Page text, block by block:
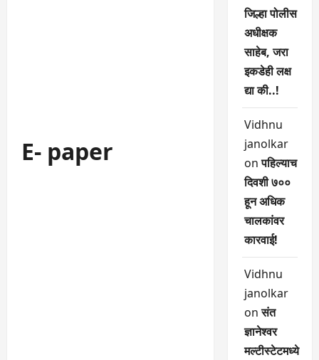
E- paper
जिल्हा पोलीस
अधीक्षक
साहेब, जरा
इकडेही लक्ष
द्या की..!
Vidhnu
janolkar
onपहिल्याच
दिवशी ७००
हून अधिक
चालकांवर
कारवाई!
Vidhnu
janolkar
onसंत
ज्ञानेश्वर
मल्टीस्टेटमध्ये